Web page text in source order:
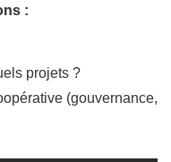
:
projets ?
(gouvernance,